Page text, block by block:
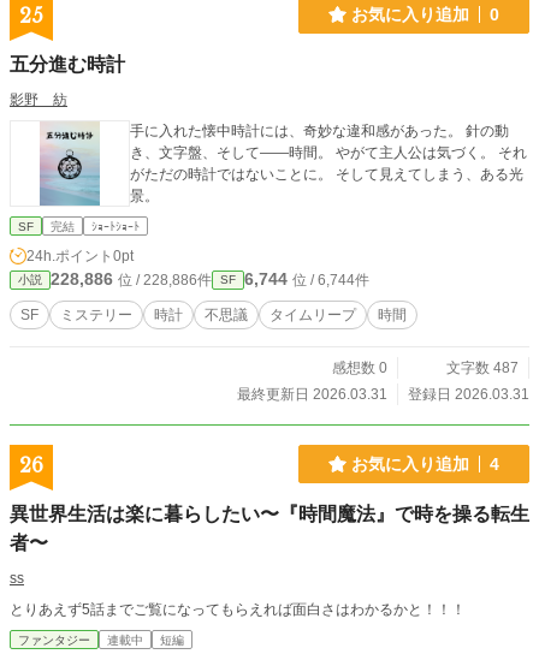
25 お気に入り追加 0
五分進む時計
影野 紡
手に入れた懐中時計には、奇妙な違和感があった。 針の動
き、文字盤、そして——時間。 やがて主人公は気づく。 それ
がただの時計ではないことに。 そして見えてしまう、ある光
景。
SF 完結 ｼｮｰﾄｼｮｰﾄ
24h.ポイント 0pt
小説 228,886 位 / 228,886件 SF 6,744 位 / 6,744件
SF ミステリー 時計 不思議 タイムリープ 時間
感想数 0
文字数 487
最終更新日 2026.03.31
登録日 2026.03.31
26 お気に入り追加 4
異世界生活は楽に暮らしたい〜『時間魔法』で時を操る転生
者〜
ss
とりあえず5話までご覧になってもらえれば面白さはわかるかと！！！
ファンタジー 連載中 短編